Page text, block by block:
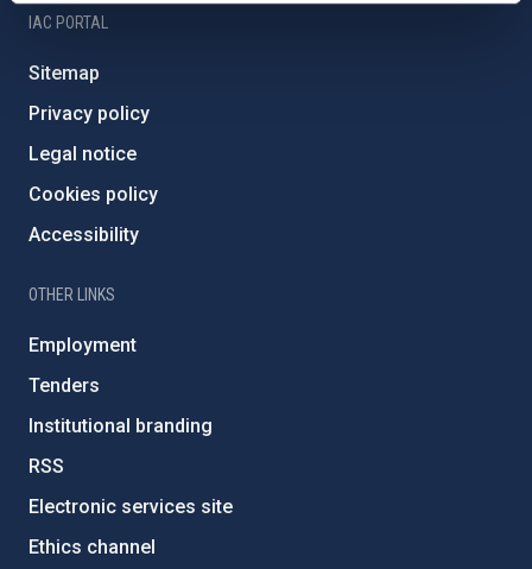
IAC PORTAL
Sitemap
Privacy policy
Legal notice
Cookies policy
Accessibility
OTHER LINKS
Employment
Tenders
Institutional branding
RSS
Electronic services site
Ethics channel